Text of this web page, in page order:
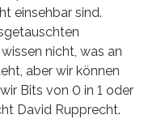
einsehbar sind.
nicht, was an
aber wir können
Bits von 0 in 1 oder
David Rupprecht.